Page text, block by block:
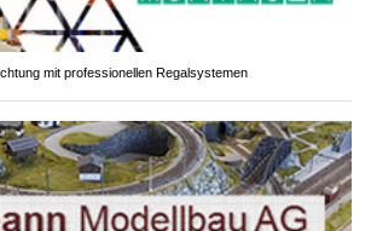
mit professionellen Regalsystemen